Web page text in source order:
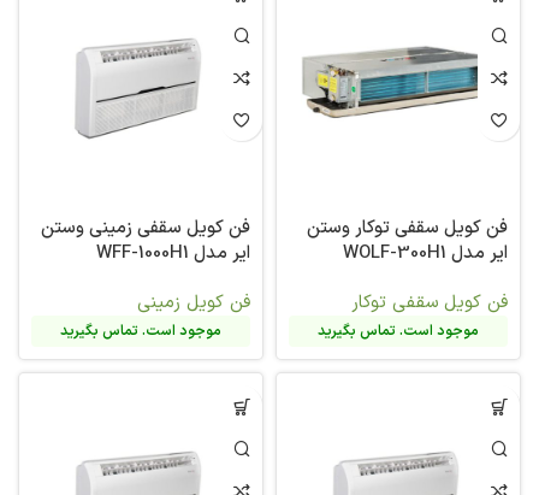
فن کویل سقفی توکار وستن
ایر مدل WOLF-300H1
فن کویل سقفی توکار
موجود است. تماس بگیرید
فن کویل سقفی زمینی وستن
ایر مدل WFF-1000H1
فن کویل زمینی
موجود است. تماس بگیرید